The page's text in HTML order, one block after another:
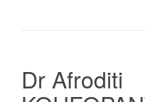
Dr Afroditi